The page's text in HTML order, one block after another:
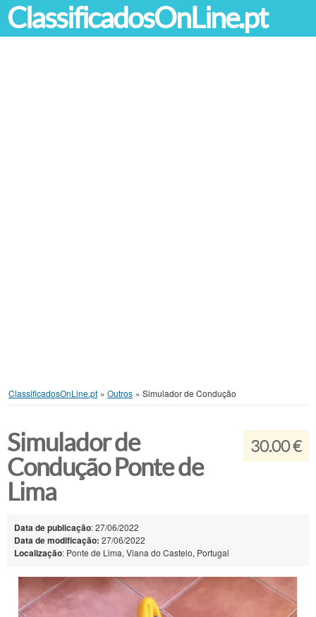
ClassificadosOnLine.pt
ClassificadosOnLine.pt » Outros » Simulador de Condução
30.00 €
Simulador de
Condução Ponte de
Lima
Data de publicação: 27/06/2022
Data de modificação: 27/06/2022
Localização: Ponte de Lima, Viana do Castelo, Portugal